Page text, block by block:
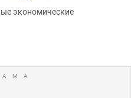
экономические